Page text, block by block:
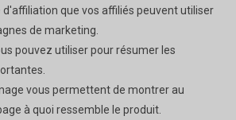
d'affiliation que vos affiliés peuvent utiliser
de marketing.
pouvez utiliser pour résumer les
vous permettent de montrer au
à quoi ressemble le produit.